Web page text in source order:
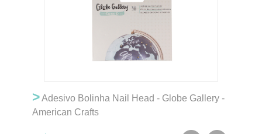
>Adesivo Bolinha Nail Head - Globe Gallery -
American Crafts